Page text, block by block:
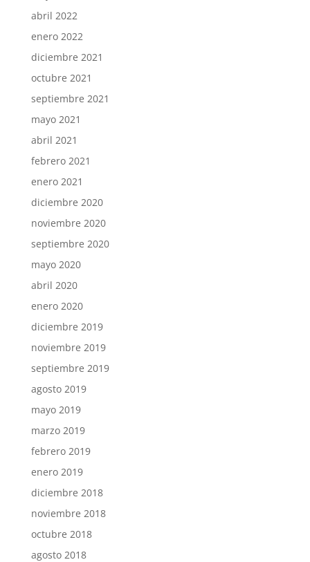
abril 2022
enero 2022
diciembre 2021
octubre 2021
septiembre 2021
mayo 2021
abril 2021
febrero 2021
enero 2021
diciembre 2020
noviembre 2020
septiembre 2020
mayo 2020
abril 2020
enero 2020
diciembre 2019
noviembre 2019
septiembre 2019
agosto 2019
mayo 2019
marzo 2019
febrero 2019
enero 2019
diciembre 2018
noviembre 2018
octubre 2018
agosto 2018